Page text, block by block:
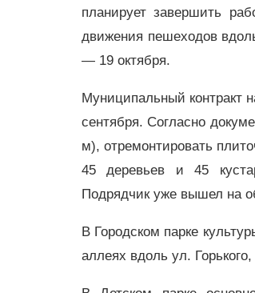
планирует завершить
движения пешеходов
— 19 октября.
Муниципальный контракт
сентября. Согласно
м), отремонтировать
45 деревьев и 45
Подрядчик уже вышел на
В Городском парке
аллеях вдоль ул.